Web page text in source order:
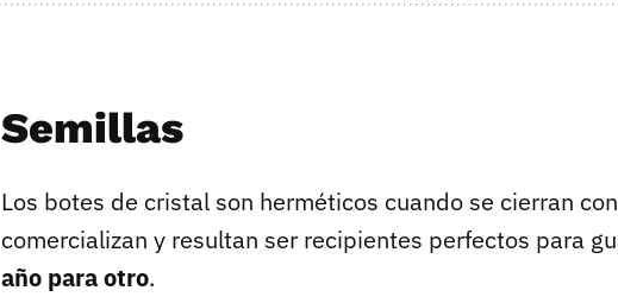
Semillas
Los botes de cristal son herméticos cuando se cierran
comercializan y resultan ser recipientes perfectos para
año para otro.